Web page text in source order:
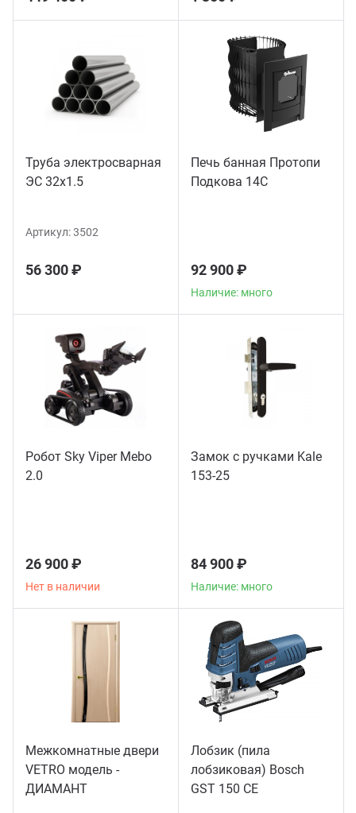
Труба электросварная
ЭС 32x1.5
Артикул:3502
56 300 ₽
Печь банная Протопи
Подкова 14С
92 900 ₽
Наличие: много
Робот Sky Viper Mebo
2.0
26 900 ₽
Нет в наличии
Замок с ручками Kale
153-25
84 900 ₽
Наличие: много
Межкомнатные двери
VETRO модель -
ДИАМАНТ
Лобзик (пила
лобзиковая) Bosch
GST 150 CE